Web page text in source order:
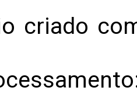
criado